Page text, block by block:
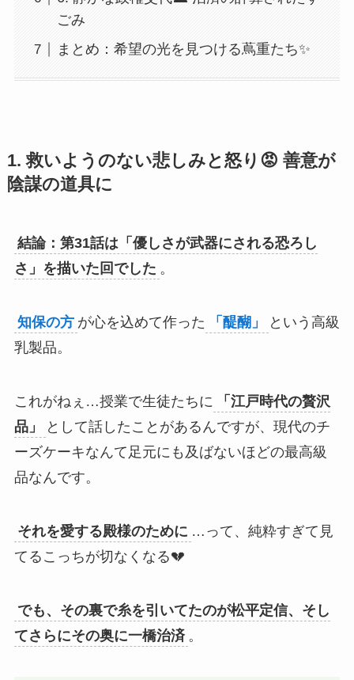
ごみ
まとめ：希望の光を見つける蔦重たち✨
1. 救いようのない悲しみと怒り😡 善意が
陰謀の道具に
結論：第31話は「優しさが武器にされる恐ろし
さ」を描いた回でした 。
知保の方 が心を込めて作った 「醍醐」
という高級
乳製品。
これがねぇ…授業で生徒たちに
「江戸時代の贅沢
品」
として話したことがあるんですが、現代のチ
ーズケーキなんて足元にも及ばないほどの最高級
品なんです。
それを愛する殿様のために …って、純粋すぎて見
てるこっちが切なくなる💔
でも、その裏で糸を引いてたのが松平定信、そし
てさらにその奥に一橋治済 。